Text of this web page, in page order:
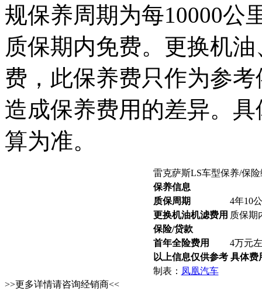
规保养周期为每10000公
质保期内免费。更换机
费，此保养费只作为参
造成保养费用的差异。
算为准。
雷克萨斯LS车型保养/保
保养信息
质保周期
4年10
更换机油机滤费用 质保期
保险/贷款
首年全险费用
4万元
以上信息仅供参考 具体
制表： 凤凰汽车
>>更多详情请咨询经销商<<